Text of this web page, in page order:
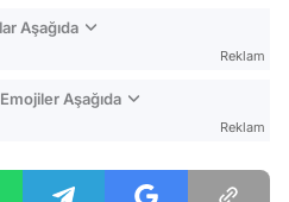
Aşağıda
Reklam
Aşağıda
Reklam